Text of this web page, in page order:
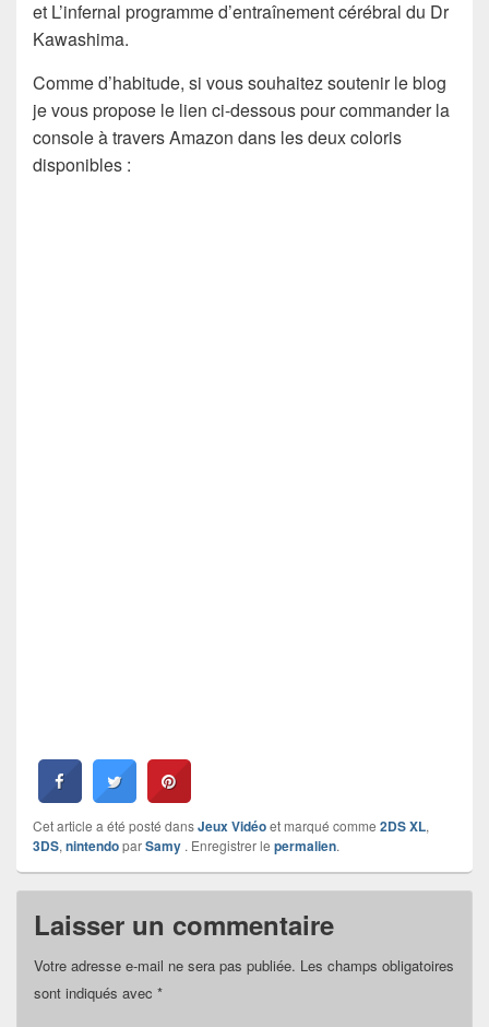
et L’infernal programme d’entraînement cérébral du Dr
Kawashima.
Comme d’habitude, si vous souhaitez soutenir le blog
je vous propose le lien ci-dessous pour commander la
console à travers Amazon dans les deux coloris
disponibles :
Cet article a été posté dansJeux Vidéoet marqué comme 2DS XL,
3DS, nintendoparSamy . Enregistrer le permalien.
Laisser un commentaire
Votre adresse e-mail ne sera pas publiée. Les champs obligatoires
sont indiqués avec *